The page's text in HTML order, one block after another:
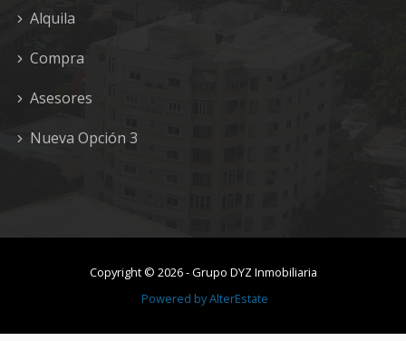
Alquila
Compra
Asesores
Nueva Opción 3
Copyright © 2026-Grupo DYZ Inmobiliaria
Powered byAlterEstate